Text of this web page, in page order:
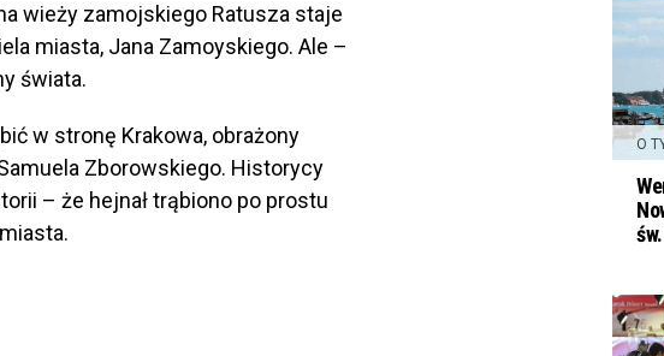
wieży zamojskiego Ratusza staje
miasta, Jana Zamoyskiego. Ale –
świata.
w stronę Krakowa, obrażony
Zborowskiego. Historycy
– że hejnał trąbiono po prostu
O